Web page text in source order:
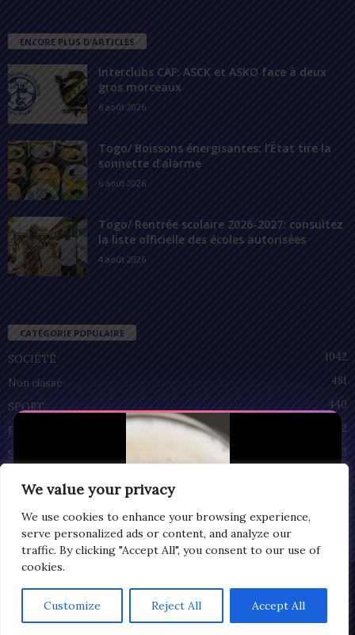
We value your privacy
We use cookies to enhance your browsing experience,
serve personalized ads or content, and analyze our
traffic. By clicking "Accept All", you consent to our use of
cookies.
Customize Reject All Accept All
ENCORE PLUS D'ARTICLES
Interclubs CAF: ASCK et ASKO face à deux
gros morceaux
6 août 2026
Togo/ Boissons énergisantes: l’État tire la
sonnette d’alarme
6 août 2026
Togo/ Rentrée scolaire 2026-2027: consultez
la liste officielle des écoles autorisées
4 août 2026
CATÉGORIE POPULAIRE
SOCIÉTÉ
1042
Non classé
481
SPORT
440
POLITIQUE
212
SANTÉ
93
© Copyright 2025 | LOMEGRAPH
All rights reserved
0:09